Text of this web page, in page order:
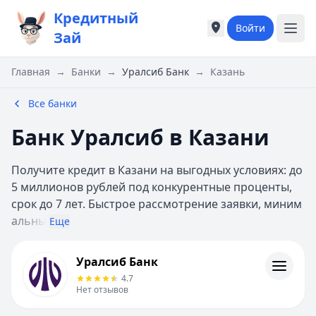
Кредитный
Зай
Города России
Москва
Е
К
Казань
Красноярск
Нижний Новгород
Города России
Москва
Е
К
Казань
Красноярск
Нижний Новгород
Войти
Главная → Банки → Уралсиб Банк → Казань
Все банки
Банк Уралсиб в Казани
Получите кредит в Казани на выгодных условиях: до
5 миллионов рублей под конкурентные проценты,
срок до 7 лет. Быстрое рассмотрение заявки, миним
альны Еще
Кредиты
Контакты
Уралсиб Банк
4.7
Нет отзывов